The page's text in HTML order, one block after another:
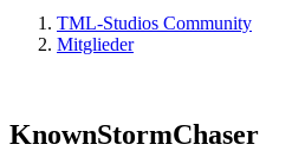
TML-Studios Community
Mitglieder
KnownStormChaser